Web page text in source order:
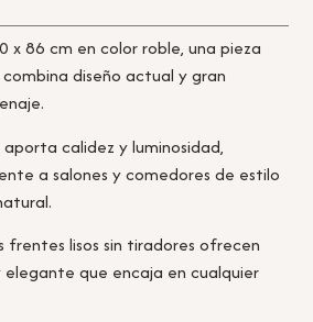
x 86 cm en color roble, una pieza
diseño actual y gran
calidez y luminosidad,
a salones y comedores de estilo
frentes lisos sin tiradores ofrecen
que encaja en cualquier